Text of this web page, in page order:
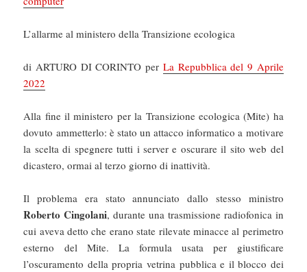
L’allarme al ministero della Transizione ecologica
di ARTURO DI CORINTO per La Repubblica del 9 Aprile
2022
Alla fine il ministero per la Transizione ecologica (Mite) ha
dovuto ammetterlo: è stato un attacco informatico a motivare
la scelta di spegnere tutti i server e oscurare il sito web del
dicastero, ormai al terzo giorno di inattività.
Il problema era stato annunciato dallo stesso ministro
Roberto Cingolani, durante una trasmissione radiofonica in
cui aveva detto che erano state rilevate minacce al perimetro
esterno del Mite. La formula usata per giustificare
l’oscuramento della propria vetrina pubblica e il blocco dei